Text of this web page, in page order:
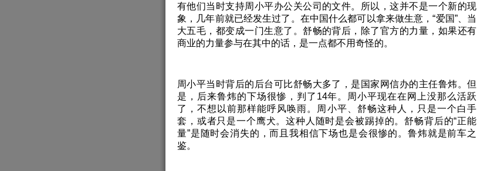
有他们当时支持周小平办公关公司的文件。所以，这并不是一个新的现
象，几年前就已经发生过了。在中国什么都可以拿来做生意，“爱国”、当
大五毛，都变成一门生意了。舒畅的背后，除了官方的力量，如果还有
商业的力量参与在其中的话，是一点都不用奇怪的。
周小平当时背后的后台可比舒畅大多了，是国家网信办的主任鲁炜。但
是，后来鲁炜的下场很惨，判了14年。周小平现在在网上没那么活跃
了，不想以前那样能呼风唤雨。周小平、舒畅这种人，只是一个白手
套，或者只是一个鹰犬。这种人随时是会被踢掉的。舒畅背后的“正能
量”是随时会消失的，而且我相信下场也是会很惨的。鲁炜就是前车之
鉴。